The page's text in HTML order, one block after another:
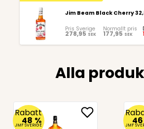
Jim Beam Black Cherry
Pris Sverige
278,95 SEK
Normallt pris
177,95 SEK
Alla
Rabatt
48 %
JMF SVERIGE 46
JMF